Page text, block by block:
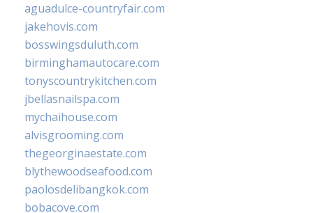
aguadulce-countryfair.com
jakehovis.com
bosswingsduluth.com
birminghamautocare.com
tonyscountrykitchen.com
jbellasnailspa.com
mychaihouse.com
alvisgrooming.com
thegeorginaestate.com
blythewoodseafood.com
paolosdelibangkok.com
bobacove.com